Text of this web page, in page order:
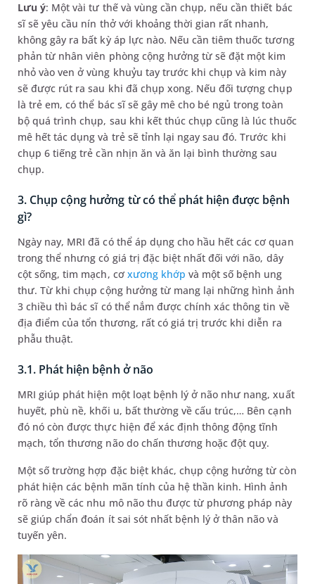
Lưu ý: Một vài tư thế và vùng cần chụp, nếu cần thiết bác
sĩ sẽ yêu cầu nín thở với khoảng thời gian rất nhanh,
không gây ra bất kỳ áp lực nào. Nếu cần tiêm thuốc tương
phản từ nhân viên phòng cộng hưởng từ sẽ đặt một kim
nhỏ vào ven ở vùng khuỷu tay trước khi chụp và kim này
sẽ được rút ra sau khi đã chụp xong. Nếu đối tượng chụp
là trẻ em, có thể bác sĩ sẽ gây mê cho bé ngủ trong toàn
bộ quá trình chụp, sau khi kết thúc chụp cũng là lúc thuốc
mê hết tác dụng và trẻ sẽ tỉnh lại ngay sau đó. Trước khi
chụp 6 tiếng trẻ cần nhịn ăn và ăn lại bình thường sau
chụp.
3. Chụp cộng hưởng từ có thể phát hiện được bệnh
gì?
Ngày nay, MRI đã có thể áp dụng cho hầu hết các cơ quan
trong thể nhưng có giá trị đặc biệt nhất đối với não, dây
cột sống, tim mạch, cơ xương khớp và một số bệnh ung
thư. Từ khi chụp cộng hưởng từ mang lại những hình ảnh
3 chiều thì bác sĩ có thể nắm được chính xác thông tin về
địa điểm của tổn thương, rất có giá trị trước khi diễn ra
phẫu thuật.
3.1. Phát hiện bệnh ở não
MRI giúp phát hiện một loạt bệnh lý ở não như nang, xuất
huyết, phù nề, khối u, bất thường về cấu trúc,… Bên cạnh
đó nó còn được thực hiện để xác định thông động tĩnh
mạch, tổn thương não do chấn thương hoặc đột quỵ.
Một số trường hợp đặc biệt khác, chụp cộng hưởng từ còn
phát hiện các bệnh mãn tính của hệ thần kinh. Hình ảnh
rõ ràng về các nhu mô não thu được từ phương pháp này
sẽ giúp chẩn đoán ít sai sót nhất bệnh lý ở thân não và
tuyến yên.